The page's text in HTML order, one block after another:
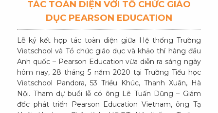
TÁC TOÀN DIỆN VỚI TỔ CHỨC GIÁO
DỤC PEARSON EDUCATION
Lễ ký kết hợp tác toàn diện giữa Hệ thống Trường
Vietschool và Tổ chức giáo dục và khảo thí hàng đầu
Anh quốc – Pearson Education vừa diễn ra sáng ngày
hôm nay, 28 tháng 5 năm 2020 tại Trường Tiểu học
Vietschool Pandora, 53 Triều Khúc, Thanh Xuân, Hà
Nội. Tham dự buổi lễ có ông Lê Tuấn Dũng – Giám
đốc phát triển Pearson Education Vietnam, ông Tạ